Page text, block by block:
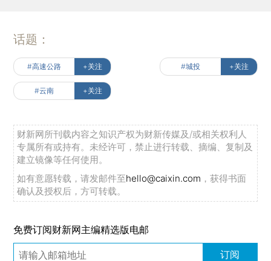
话题：
#高速公路 +关注 #城投 +关注
#云南 +关注
财新网所刊载内容之知识产权为财新传媒及/或相关权利人
专属所有或持有。未经许可，禁止进行转载、摘编、复制及
建立镜像等任何使用。
如有意愿转载，请发邮件至hello@caixin.com ，获得书面
确认及授权后，方可转载。
免费订阅财新网主编精选版电邮
订阅